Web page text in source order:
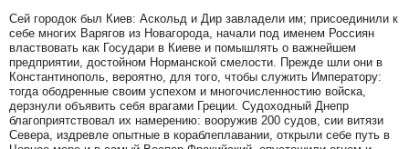
Сей городок был Киев: Аскольд и Дир завладели им; присоединили к
себе многих Варягов из Новагорода, начали под именем Россиян
властвовать как Государи в Киеве и помышлять о важнейшем
предприятии, достойном Норманской смелости. Прежде шли они в
Константинополь, вероятно, для того, чтобы служить Императору:
тогда ободренные своим успехом и многочисленностию войска,
дерзнули объявить себя врагами Греции. Судоходный Днепр
благоприятствовал их намерению: вооружив 200 судов, сии витязи
Севера, издревле опытные в кораблеплавании, открыли себе путь в